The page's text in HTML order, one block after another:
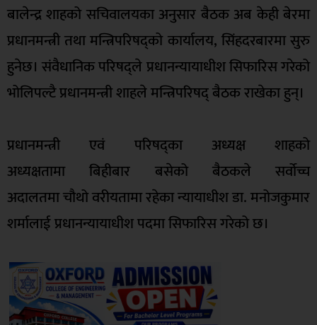
बालेन्द्र शाहको सचिवालयका अनुसार बैठक अब केही बेरमा
प्रधानमन्त्री तथा मन्त्रिपरिषद्को कार्यालय, सिंहदरबारमा सुरु
हुनेछ। संवैधानिक परिषद्‌ले प्रधानन्यायाधीश सिफारिस गरेको
भोलिपल्टै प्रधानमन्त्री शाहले मन्त्रिपरिषद् बैठक राखेका हुन्।
प्रधानमन्त्री एवं परिषद्का अध्यक्ष शाहको
अध्यक्षतामा बिहीबार बसेको बैठकले सर्वोच्च
अदालतमा चौथो वरीयतामा रहेका न्यायाधीश डा. मनोजकुमार
शर्मालाई प्रधानन्यायाधीश पदमा सिफारिस गरेको छ।